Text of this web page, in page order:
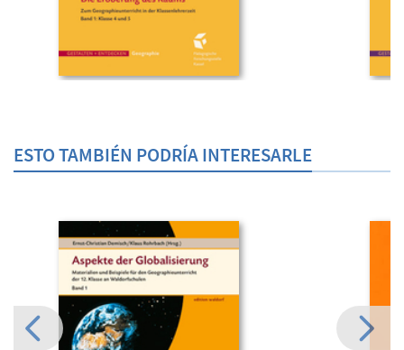
ESTO TAMBIÉN PODRÍA INTERESARLE